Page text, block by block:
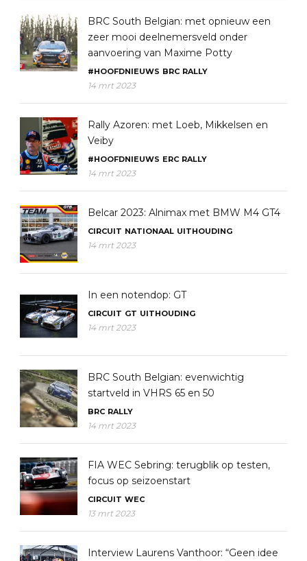
BRC South Belgian: met opnieuw een
zeer mooi deelnemersveld onder
aanvoering van Maxime Potty
#HOOFDNIEUWS BRC RALLY
14 mrt 2023
Rally Azoren: met Loeb, Mikkelsen en
Veiby
#HOOFDNIEUWS ERC RALLY
14 mrt 2023
Belcar 2023: Alnimax met BMW M4 GT4
CIRCUIT NATIONAAL UITHOUDING
14 mrt 2023
In een notendop: GT
CIRCUIT GT UITHOUDING
14 mrt 2023
BRC South Belgian: evenwichtig
startveld in VHRS 65 en 50
BRC RALLY
14 mrt 2023
FIA WEC Sebring: terugblik op testen,
focus op seizoenstart
CIRCUIT WEC
13 mrt 2023
Interview Laurens Vanthoor: “Geen idee